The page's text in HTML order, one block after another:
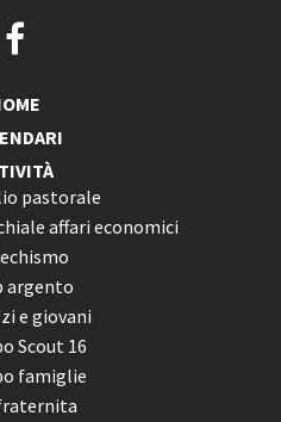
pastorale
affari economici
argento
e giovani
Scout 16
famiglie